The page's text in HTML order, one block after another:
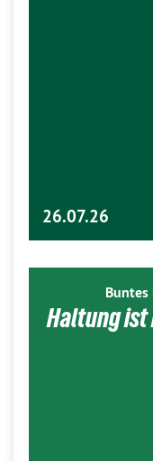
26.07.26
Haltung ist